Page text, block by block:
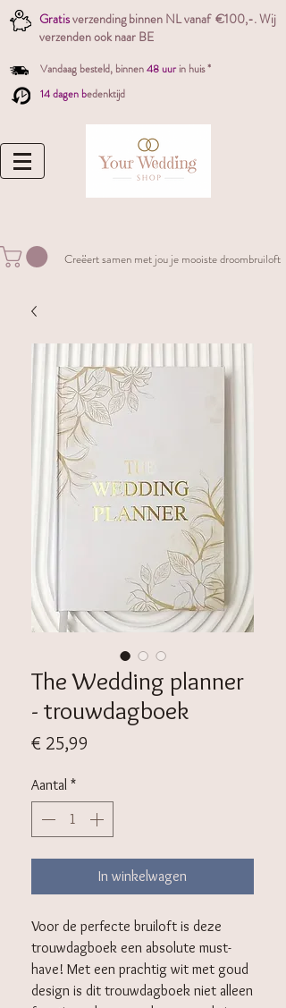
Gratisverzending binnen NL vanaf €100,-. Wij
verzenden ook naar BE
Vandaag besteld, binnen48 uur in huis *
14 dagen bedenktijd
Creëert samen met jou je mooiste droombruiloft
The Wedding planner
- trouwdagboek
€ 25,99
Aantal *
In winkelwagen
Voor de perfecte bruiloft is deze
trouwdagboek een absolute must-
have! Met een prachtig wit met goud
design is dit trouwdagboek niet alleen